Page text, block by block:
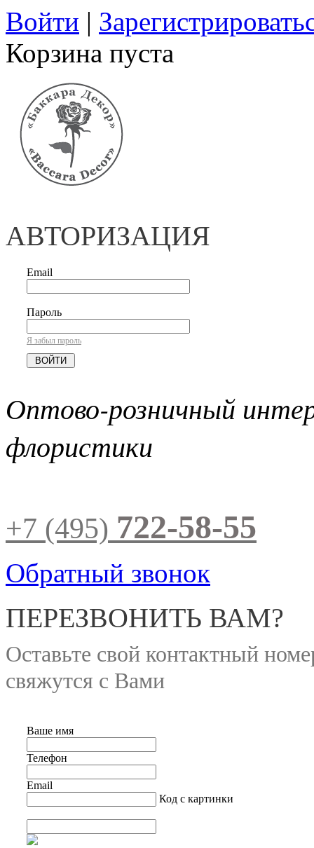
Войти |
Корзина пуста
АВТОРИЗАЦИЯ
Email
Пароль
Я забыл пароль
Оптово-розничный
флористики
+7 (495) 722-58-55
Обратный звонок
ПЕРЕЗВОНИТЬ ВАМ?
Оставьте свой контактный
свяжутся с Вами
Ваше имя
Телефон
Email
Код с картинки